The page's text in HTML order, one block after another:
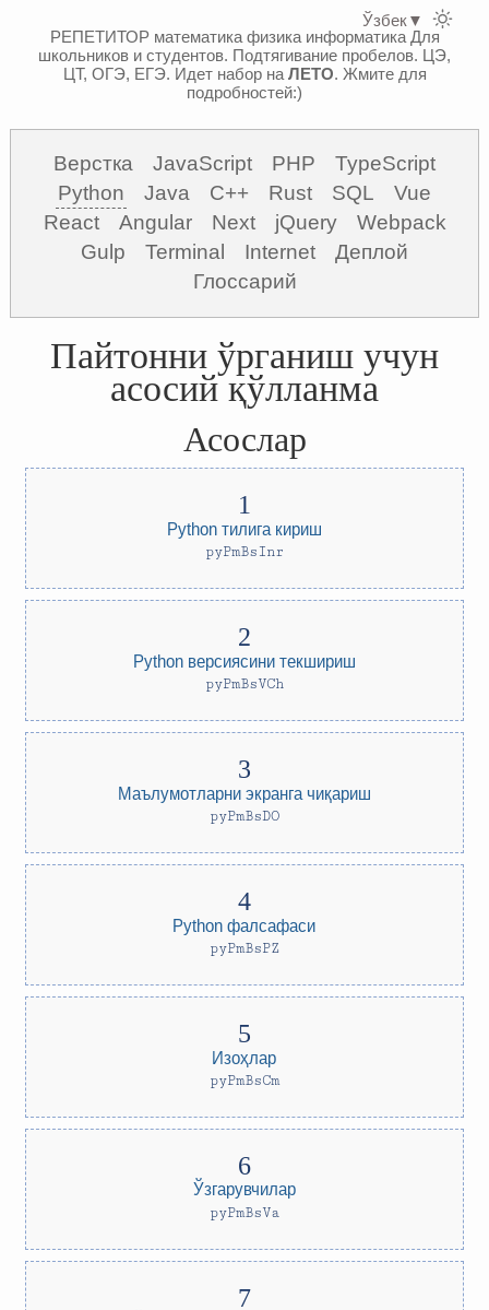
РЕПЕТИТОР математика физика информатикаДля
школьников и студентов. Подтягивание пробелов. ЦЭ,
ЦТ, ОГЭ, ЕГЭ. Идет набор на ЛЕТО. Жмите для
подробностей:)
Верстка JavaScript PHP
TypeScript
Python
Java C++ Rust SQL
Vue
React
Angular Next jQuery
Webpack
Gulp
Terminal Internet
Деплой
Глоссарий
Пайтонни ўрганиш учун
асосий қўлланма
Асослар
Python тилига кириш
pyPmBsInr
Python версиясини текшириш
pyPmBsVCh
Маълумотларни экранга чиқариш
pyPmBsDO
Python фалсафаси
pyPmBsPZ
Изоҳлар
pyPmBsCm
Ўзгарувчилар
pyPmBsVa
Ўзбек▼